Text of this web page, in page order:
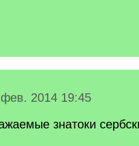
2014 19:45
знатоки